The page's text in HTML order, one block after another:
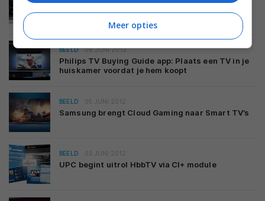
BEELD 06 JUNI 2012
Philips TV Buying Guide app: Plaats een TV in je
huiskamer voordat je hem koopt
BEELD 05 JUNI 2012
Samsung brengt Cloud Gaming naar Smart TV’s
BEELD 03 JUNI 2012
UPC begint uitrol HbbTV via CI+ module
Meer opties